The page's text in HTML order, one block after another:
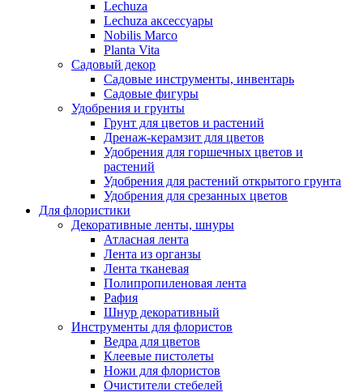
Lechuza
Lechuza аксессуары
Nobilis Marco
Planta Vita
Садовый декор
Садовые инструменты, инвентарь
Садовые фигуры
Удобрения и грунты
Грунт для цветов и растений
Дренаж-керамзит для цветов
Удобрения для горшечных цветов и
растений
Удобрения для растений открытого грунта
Удобрения для срезанных цветов
Для флористики
Декоративные ленты, шнуры
Атласная лента
Лента из органзы
Лента тканевая
Полипропиленовая лента
Рафия
Шнур декоративный
Инструменты для флористов
Ведра для цветов
Клеевые пистолеты
Ножи для флористов
Очистители стебелей